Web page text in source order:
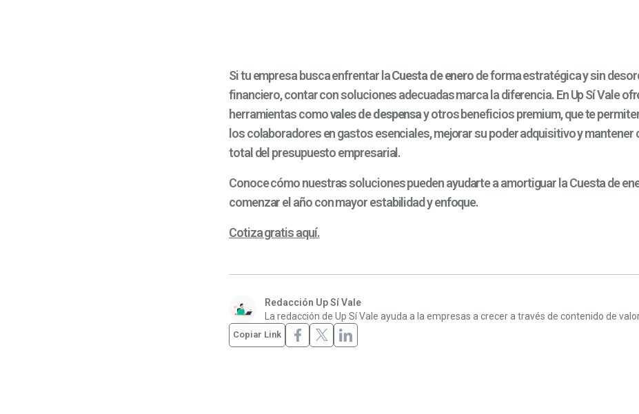
Si tu empresa busca enfrentar laCuesta de enerode forma estratégica y sin
financiero, contar con soluciones adecuadas marca la diferencia. En Up Sí Vale
herramientas comovales de despensay otros beneficios premium, que te
los colaboradores en gastos esenciales, mejorar su poder adquisitivo y mantener
total del presupuesto empresarial.
Conoce cómo nuestras soluciones pueden ayudarte a amortiguar la Cuesta de
comenzar el año con mayor estabilidad y enfoque.
Cotiza gratis aquí.
Redacción Up Sí Vale
La redacción de Up Sí Vale ayuda a la empresas a crecer a través de contenido de
Copiar Link